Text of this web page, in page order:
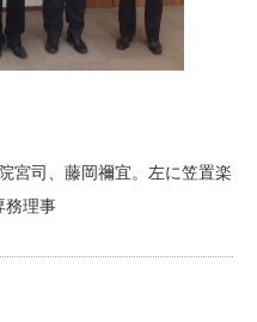
宮司、藤岡禰宜。左に笠置楽
務理事